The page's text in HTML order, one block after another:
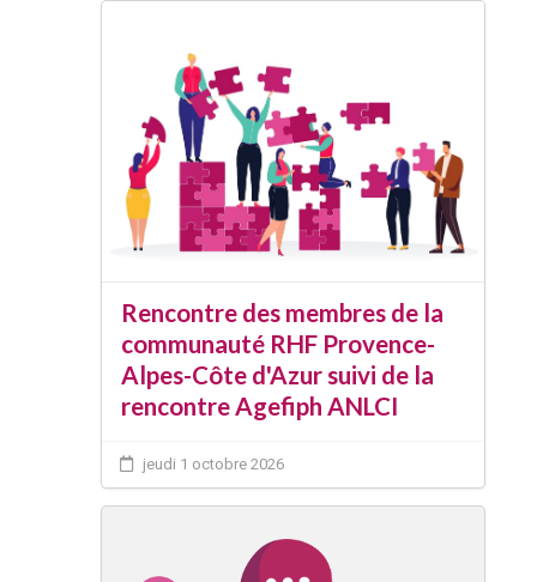
Rencontre des membres de la
communauté RHF Provence-
Alpes-Côte d'Azur suivi de la
rencontre Agefiph ANLCI
jeudi 1 octobre 2026